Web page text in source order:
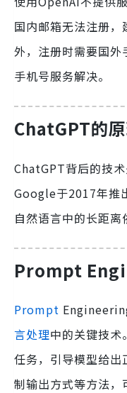
国内邮箱无法注册
外，注册时需要国
手机号服务解决。
ChatGPT的
ChatGPT背后的技
Google于2017年推
自然语言中的长距离
Prompt
Prompt
言处理中的关键技术
任务，引导模型给
制输出方式等方法